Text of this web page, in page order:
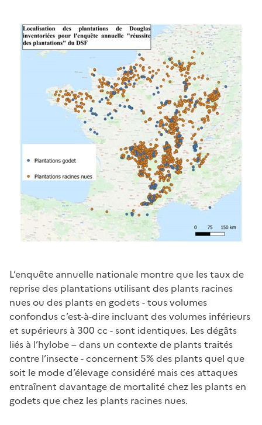
L’enquête annuelle nationale montre que les taux de
reprise des plantations utilisant des plants racines
nues ou des plants en godets - tous volumes
confondus c’est-à-dire incluant des volumes inférieurs
et supérieurs à 300 cc - sont identiques. Les dégâts
liés à l’hylobe – dans un contexte de plants traités
contre l’insecte - concernent 5% des plants quel que
soit le mode d’élevage considéré mais ces attaques
entraînent davantage de mortalité chez les plants en
godets que chez les plants racines nues.